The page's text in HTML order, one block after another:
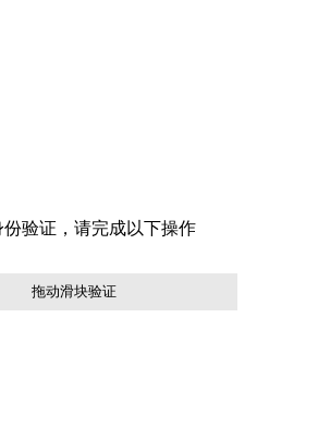
拖动滑块验证